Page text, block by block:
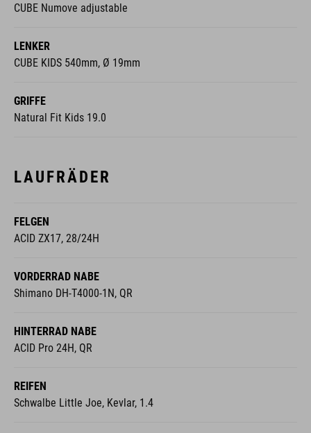
CUBE Numove adjustable
LENKER
CUBE KIDS 540mm, Ø 19mm
GRIFFE
Natural Fit Kids 19.0
LAUFRÄDER
FELGEN
ACID ZX17, 28/24H
VORDERRAD NABE
Shimano DH-T4000-1N, QR
HINTERRAD NABE
ACID Pro 24H, QR
REIFEN
Schwalbe Little Joe, Kevlar, 1.4